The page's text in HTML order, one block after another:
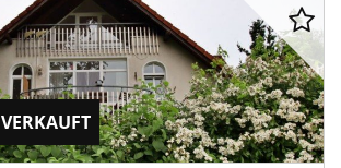
VERKAUFT